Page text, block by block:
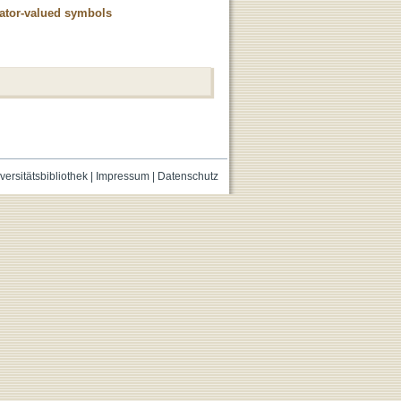
valued symbols
| Impressum| Datenschutz